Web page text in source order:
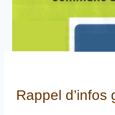
Rappel d’infos